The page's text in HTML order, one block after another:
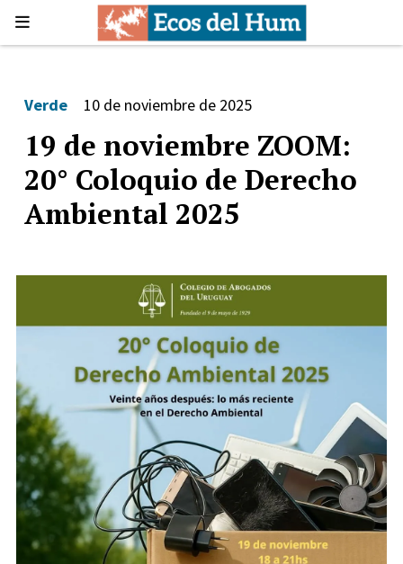
19 de noviembre ZOOM:
20° Coloquio de Derecho
Ambiental 2025
Verde 10 de noviembre de 2025